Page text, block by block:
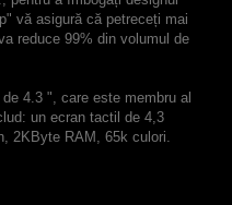
vă asigură că petreceți mai
reduce 99% din volumul de
4.3 ", care este membru al
un ecran tactil de 4,3
2KByte RAM, 65k culori.